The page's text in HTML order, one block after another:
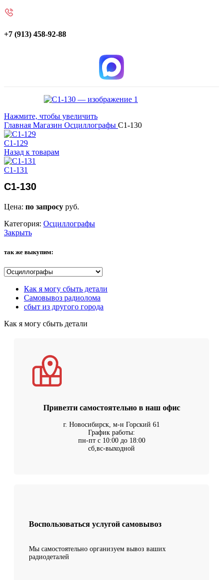
+7 (913) 458-92-88
Нажмите, чтобы увеличить
Главная Магазин Осциллографы С1-130
С1-129
Назад к товарам
С1-131
С1-130
Цена: по запросу руб.
Категория: Осциллографы
Закрыть
так же выкупим:
Как я могу сбыть детали
Самовывоз радиолома
сбыт из другого города
Как я могу сбыть детали
Привезти самостоятельно в наш офис
г. Новосибирск, м-н Горский 61
График работы:
пн-пт с 10:00 до 18:00
сб,вс-выходной
Воспользоваться услугой самовывоз
Мы самостоятельно организуем вывоз ваших
радиодеталей